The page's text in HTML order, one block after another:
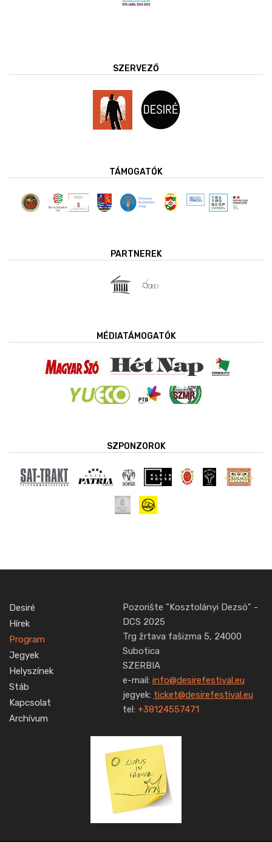
SZERVEZŐ
TÁMOGATÓK
PARTNEREK
MÉDIATÁMOGATÓK
SZPONZOROK
Desiré
Hírek
Program
Jegyek
Helyszínek
Stáb
Kapcsolat
Archívum
Pozorište "Kosztolányi Dezsö" -
DCS 2025
Trg žrtava fašizma 5, 24000
Subotica
SZERBIA
e-mail: info@desirefestival.eu
jegyek: ticket@desirefestival.eu
tel: +38124557471